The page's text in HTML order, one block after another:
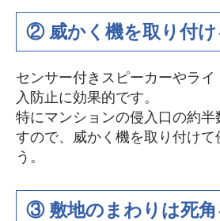
② 威かく機を取り付け
センサー付きスピーカーやラ
入防止に効果的です。
特にマンションの侵入口の約
すので、威かく機を取り付けて
う。
③ 敷地のまわりは死